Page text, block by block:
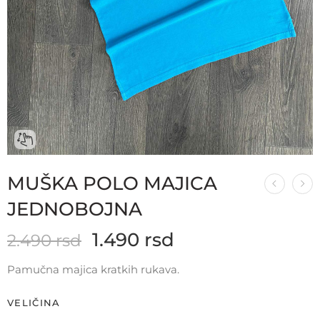
MUŠKA POLO MAJICA
JEDNOBOJNA
2.490rsd 1.490 rsd
Pamučna majica kratkih rukava.
VELIČINA